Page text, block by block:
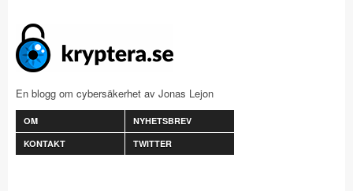
En blogg om cybersäkerhet av Jonas Lejon
OM
NYHETSBREV
KONTAKT
TWITTER